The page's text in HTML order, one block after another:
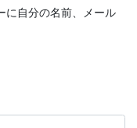
に自分の名前、メール